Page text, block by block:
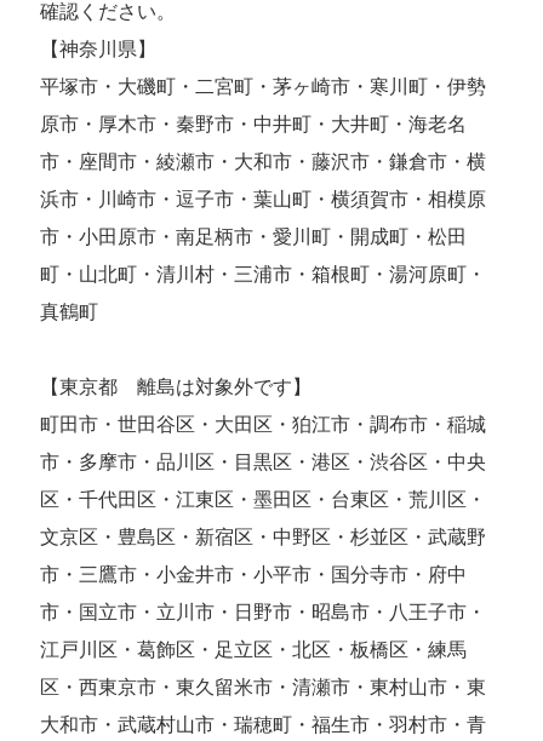
確認ください。
【神奈川県】
平塚市・大磯町・二宮町・茅ヶ崎市・寒川町・伊勢
原市・厚木市・秦野市・中井町・大井町・海老名
市・座間市・綾瀬市・大和市・藤沢市・鎌倉市・横
浜市・川崎市・逗子市・葉山町・横須賀市・相模原
市・小田原市・南足柄市・愛川町・開成町・松田
町・山北町・清川村・三浦市・箱根町・湯河原町・
真鶴町
【東京都 離島は対象外です】
町田市・世田谷区・大田区・狛江市・調布市・稲城
市・多摩市・品川区・目黒区・港区・渋谷区・中央
区・千代田区・江東区・墨田区・台東区・荒川区・
文京区・豊島区・新宿区・中野区・杉並区・武蔵野
市・三鷹市・小金井市・小平市・国分寺市・府中
市・国立市・立川市・日野市・昭島市・八王子市・
江戸川区・葛飾区・足立区・北区・板橋区・練馬
区・西東京市・東久留米市・清瀬市・東村山市・東
大和市・武蔵村山市・瑞穂町・福生市・羽村市・青